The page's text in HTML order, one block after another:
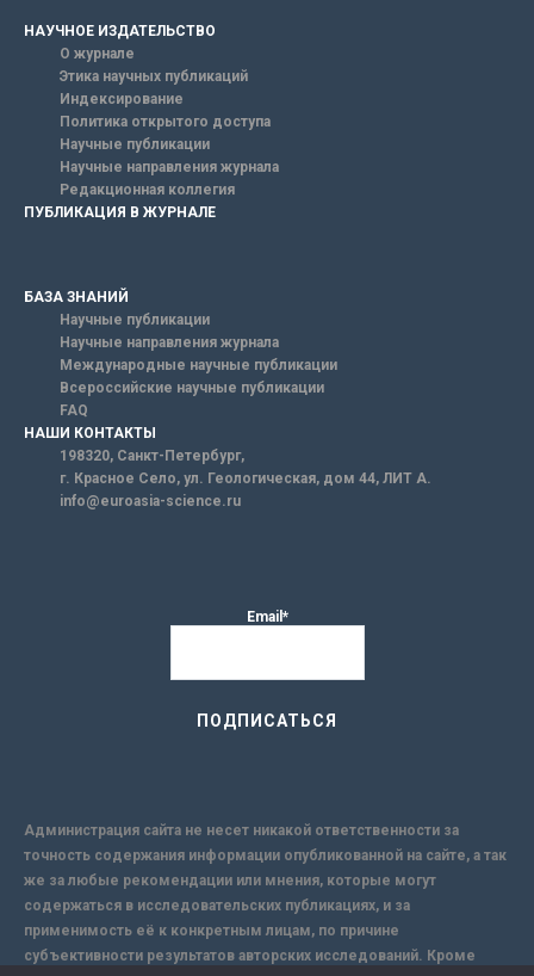
НАУЧНОЕ ИЗДАТЕЛЬСТВО
О журнале
Этика научных публикаций
Индексирование
Политика открытого доступа
Научные публикации
Научные направления журнала
Редакционная коллегия
ПУБЛИКАЦИЯ В ЖУРНАЛЕ
БАЗА ЗНАНИЙ
Научные публикации
Научные направления журнала
Международные научные публикации
Всероссийские научные публикации
FAQ
НАШИ КОНТАКТЫ
198320, Санкт-Петербург,
г. Красное Село, ул. Геологическая, дом 44, ЛИТ А.
info@euroasia-science.ru
Email*
Администрация сайта не несет никакой ответственности за
точность содержания информации опубликованной на сайте, а так
же за любые рекомендации или мнения, которые могут
содержаться в исследовательских публикациях, и за
применимость её к конкретным лицам, по причине
субъективности результатов авторских исследований. Кроме